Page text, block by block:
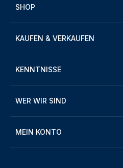
SHOP
KAUFEN & VERKAUFEN
KENNTNISSE
WER WIR SIND
MEIN KONTO